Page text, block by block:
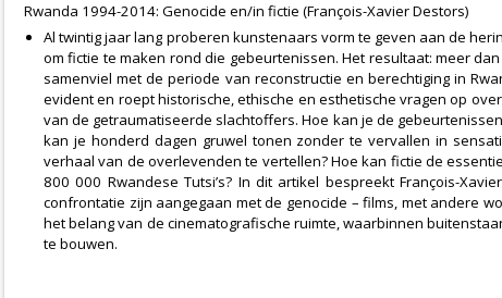
Rwanda 1994-2014: Genocide en/in fictie (François-Xavier Destors)
Al twintig jaar lang proberen kunstenaars vorm te geven aan de
om fictie te maken rond die gebeurtenissen. Het resultaat: meer
samenviel met de periode van reconstructie en berechtiging in
evident en roept historische, ethische en esthetische vragen op
van de getraumatiseerde slachtoffers. Hoe kan je de
kan je honderd dagen gruwel tonen zonder te vervallen in
verhaal van de overlevenden te vertellen? Hoe kan fictie de
800 000 Rwandese Tutsi’s? In dit artikel bespreekt François-
confrontatie zijn aangegaan met de genocide – films, met andere
het belang van de cinematografische ruimte, waarbinnen
te bouwen.